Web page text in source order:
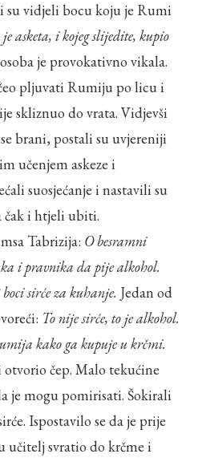
su vidjeli bocu koju je Rumi
asketa, i kojeg slijedite, kupio
je provokativno vikala.
pljuvati Rumiju po licu i
skliznuo do vrata. Vidjevši
brani, postali su uvjereniji
učenjem askeze i
suosjećanje i nastavili su
čak i htjeli ubiti.
Tabrizija: O besramni
i pravnika da pije alkohol.
sirće za kuhanje. Jedan od
To nije sirće, to je alkohol.
kako ga kupuje u krčmi.
otvorio čep. Malo tekućine
je mogu pomirisati. Šokirali
Ispostavilo se da je prije
učitelj svratio do krčme i